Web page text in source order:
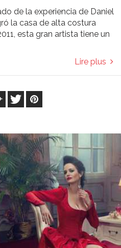
de la experiencia de Daniel
la casa de alta costura
esta gran artista tiene un
Lire plus